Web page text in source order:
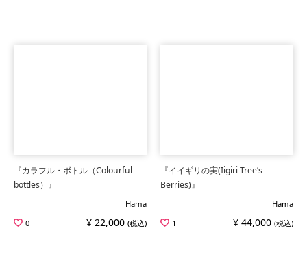
『カラフル・ボトル（Colourful
bottles）』
Hama
0
¥ 22,000 (税込)
『イイギリの実(Iigiri Tree’s
Berries)』
Hama
1
¥ 44,000 (税込)